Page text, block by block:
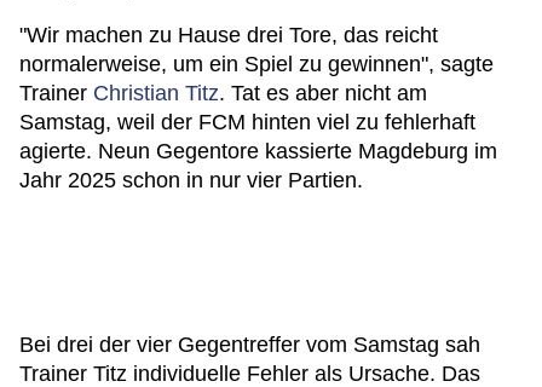
"Wir machen zu Hause drei Tore, das reicht
normalerweise, um ein Spiel zu gewinnen", sagte
Trainer Christian Titz. Tat es aber nicht am
Samstag, weil der FCM hinten viel zu fehlerhaft
agierte. Neun Gegentore kassierte Magdeburg im
Jahr 2025 schon in nur vier Partien.
Bei drei der vier Gegentreffer vom Samstag sah
Trainer Titz individuelle Fehler als Ursache. Das